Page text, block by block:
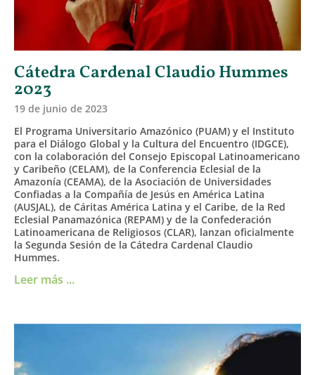
Cátedra Cardenal Claudio Hummes
2023
19 de junio de 2023
El Programa Universitario Amazónico (PUAM) y el Instituto
para el Diálogo Global y la Cultura del Encuentro (IDGCE),
con la colaboración del Consejo Episcopal Latinoamericano
y Caribeño (CELAM), de la Conferencia Eclesial de la
Amazonía (CEAMA), de la Asociación de Universidades
Confiadas a la Compañía de Jesús en América Latina
(AUSJAL), de Cáritas América Latina y el Caribe, de la Red
Eclesial Panamazónica (REPAM) y de la Confederación
Latinoamericana de Religiosos (CLAR), lanzan oficialmente
la Segunda Sesión de la Cátedra Cardenal Claudio
Hummes.
Leer más ...